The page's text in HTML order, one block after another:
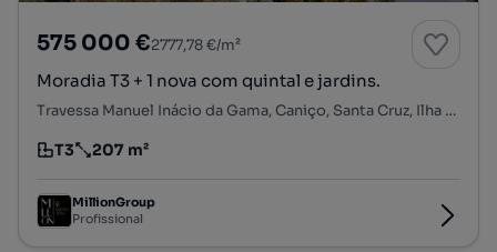
575 000 €2777,78 €/m²
Moradia T3 + 1 nova com quintal e jardins.
Travessa Manuel Inácio da Gama, Caniço, Santa Cruz, Ilha da Madeira
Tipologia
T3
Preço por metro quadrado
207 m²
MillionGroup
Profissional